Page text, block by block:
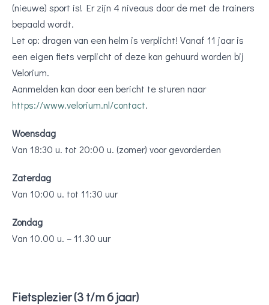
(nieuwe) sport is! Er zijn 4 niveaus door de met de trainers
bepaald wordt.
Let op: dragen van een helm is verplicht! Vanaf 11 jaar is
een eigen fiets verplicht of deze kan gehuurd worden bij
Velorium.
Aanmelden kan door een bericht te sturen naar
https://www.velorium.nl/contact.
Woensdag
Van 18:30 u. tot 20:00 u. (zomer) voor gevorderden
Zaterdag
Van 10:00 u. tot 11:30 uur
Zondag
Van 10.00 u. – 11.30 uur
Fietsplezier (3 t/m 6 jaar)